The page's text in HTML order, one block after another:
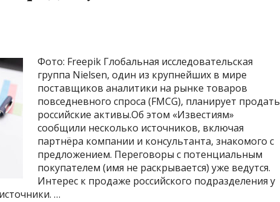
Фото: Freepik Глобальная исследовательская
группа Nielsen, один из крупнейших в мире
поставщиков аналитики на рынке товаров
повседневного спроса (FMCG), планирует продать
российские активы.Об этом «Известиям»
сообщили несколько источников, включая
партнёра компании и консультанта, знакомого с
предложением. Переговоры с потенциальным
покупателем (имя не раскрывается) уже ведутся.
Интерес к продаже российского подразделения у
…